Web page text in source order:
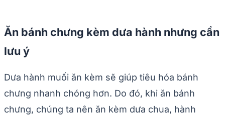
Ăn bánh chưng kèm dưa hành nhưng cần
lưu ý
Dưa hành muối ăn kèm sẽ giúp tiêu hóa bánh
chưng nhanh chóng hơn. Do đó, khi ăn bánh
chưng, chúng ta nên ăn kèm dưa chua, hành